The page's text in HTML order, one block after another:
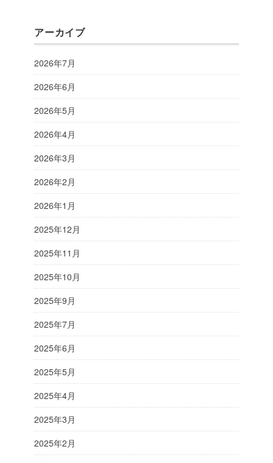
アーカイブ
2026年7月
2026年6月
2026年5月
2026年4月
2026年3月
2026年2月
2026年1月
2025年12月
2025年11月
2025年10月
2025年9月
2025年7月
2025年6月
2025年5月
2025年4月
2025年3月
2025年2月